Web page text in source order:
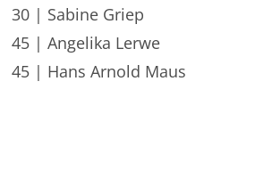
30 | Sabine Griep
45 | Angelika Lerwe
45 | Hans Arnold Maus